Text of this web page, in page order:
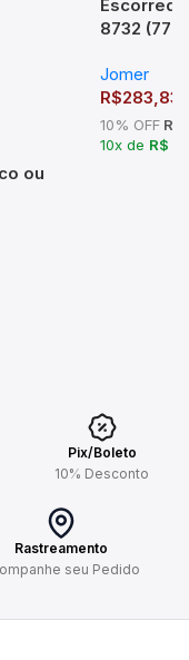
ou
8732
Jomer
R$283,83
10% OFF R$
10x de R$
Pix/Boleto
10% Desconto
Rastreamento
seu Pedido